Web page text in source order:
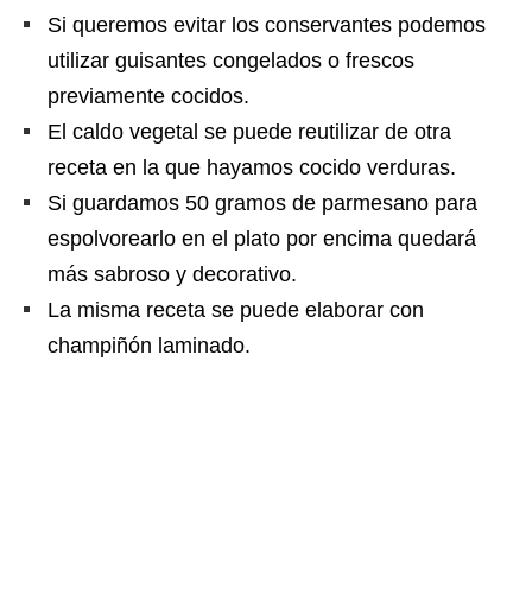
Si queremos evitar los conservantes podemos
utilizar guisantes congelados o frescos
previamente cocidos.
El caldo vegetal se puede reutilizar de otra
receta en la que hayamos cocido verduras.
Si guardamos 50 gramos de parmesano para
espolvorearlo en el plato por encima quedará
más sabroso y decorativo.
La misma receta se puede elaborar con
champiñón laminado.